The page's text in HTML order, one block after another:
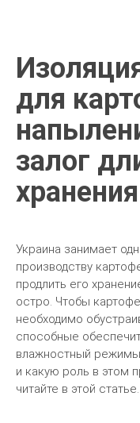
для
залог
Украина занимает
производству
продлить его
остро. Чтобы
необходимо
способные
влажностный
и какую роль в этом
читайте в этой статье.